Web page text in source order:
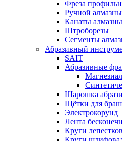
Фреза
Ручной
Канаты
Штроборезы
Сегменты
Абразивный
SAIT
Абразивные
Шарошка
Щётки для
Электрокорунд
Лента
Круги